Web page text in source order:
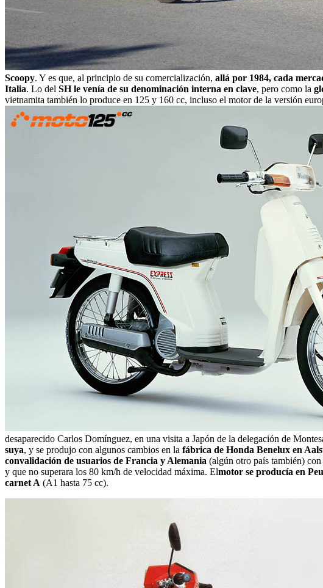
Scoopy. Y es que, al principio de su comercialización, allá por 1984, cada
Italia. Lo del SH le venía de su denominación interna en clave, pero como la
vietnamita también lo produce en 125 y 160 cc, incluso el motor de la versión
desaparecido Carlos Domínguez, en una visita a Japón de la delegación de
suya, y se produjo con algunos cambios en la fábrica de Honda Benelux en
convalidación de usuarios de Francia y Alemania (algún otro país también)
y que no superara los 80 km/h de velocidad máxima. Elmotor se producía en
carnet A (A1 hasta 75 cc).